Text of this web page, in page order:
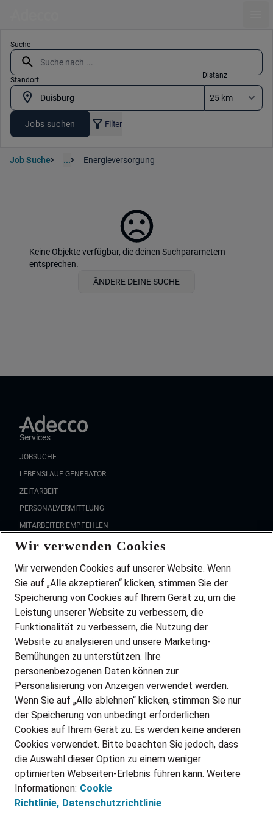
Suche
Standort
Distanz
Jobs suchen Filter
Job Suche ... Energieversorgung
Keine Objekte verfügbar, die deinen Suchparametern
entsprechen.
ÄNDERE DEINE SUCHE
Services
JOBSUCHE
LEBENSLAUF GENERATOR
ZEITARBEIT
PERSONALVERMITTLUNG
MITARBEITER EMPFEHLEN
FAQ
Wir stellen ein!
DEINE BERUFSGRUPPE
DEINE LEBENSSITUATION
PARTNERSHIP WITH AIRBUS
INITIATIV BEWERBEN
ÜBER UNS
STANDORTE
BLOG
PRESSE
KONTAKT
@Adecco 2026
IMPRESSUM
DATENSCHUTZ
Wir verwenden Cookies
Wir verwenden Cookies auf unserer Website. Wenn
Sie auf „Alle akzeptieren“ klicken, stimmen Sie der
Speicherung von Cookies auf Ihrem Gerät zu, um die
Leistung unserer Website zu verbessern, die
Funktionalität zu verbessern, die Nutzung der
Website zu analysieren und unsere Marketing-
Bemühungen zu unterstützen. Ihre
personenbezogenen Daten können zur
Personalisierung von Anzeigen verwendet werden.
Wenn Sie auf „Alle ablehnen“ klicken, stimmen Sie nur
der Speicherung von unbedingt erforderlichen
Cookies auf Ihrem Gerät zu. Es werden keine anderen
Cookies verwendet. Bitte beachten Sie jedoch, dass
die Auswahl dieser Option zu einem weniger
optimierten Webseiten-Erlebnis führen kann. Weitere
Informationen: Cookie
Richtlinie, Datenschutzrichtlinie